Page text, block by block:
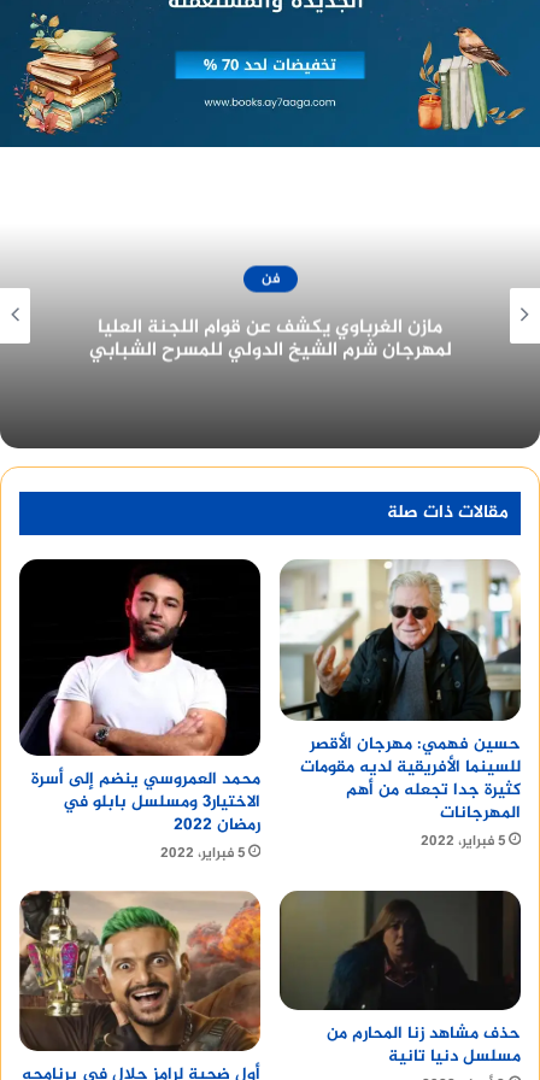
الحرية – مركز الحرية للإبداع – مركز الجزويت الثقافي – قصر ثقافة
الأنفوشى).
منصة وساطة لبيع العقارات مجانا
فن
جزيرة غمام يحتل نصيب الأسد من جوائز مهرجان
القاهرة للدراما في دورته الأولى ٢٠٢٢
مقالات ذات صلة
حسين فهمي: مهرجان الأقصر
للسينما الأفريقية لديه مقومات
كثيرة جدا تجعله من أهم
المهرجانات
5 فبراير، 2022
محمد العمروسي ينضم إلى أسرة
الاختيار3 ومسلسل بابلو في
رمضان 2022
5 فبراير، 2022
حذف مشاهد زنا المحارم من
مسلسل دنيا تانية